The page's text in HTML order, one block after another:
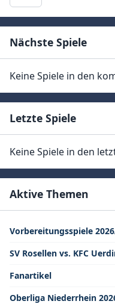
Nächste Spiele
Keine Spiele in den
Letzte Spiele
Keine Spiele in den
Aktive Themen
Vorbereitungsspiele
SV Rosellen vs. KFC
Fanartikel
Oberliga Niederrhein